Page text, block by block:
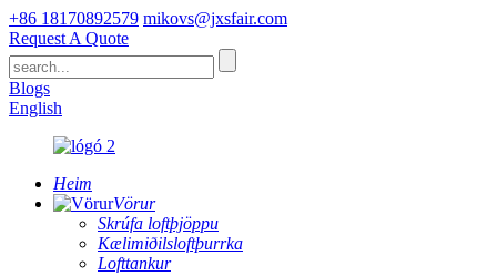
+86 18170892579 mikovs@jxsfair.com
Request A Quote
Blogs
English
Heim
Vörur
Skrúfa loftþjöppu
Kælimiðilsloftþurrka
Lofttankur